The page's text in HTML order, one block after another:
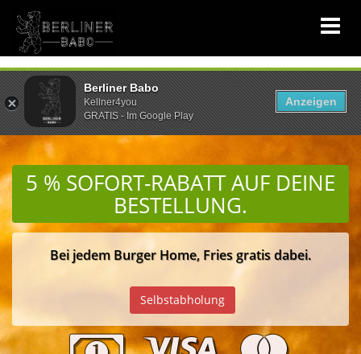
5 % SOFORT-RABATTAUF DEINE
BESTELLUNG.
Bei jedem Burger Home, Fries gratis dabei.
PLZ
Eingeben
Selbstabholung
Berliner Babo
Kellner4you
GRATIS - Im Google Play
Anzeigen